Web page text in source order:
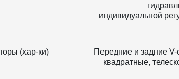
индивидуальной
(хар-ки)
Передние и задние
квадратные,